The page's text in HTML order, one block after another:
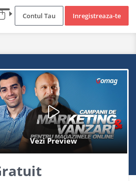
Contul Tau Inregistreaza-te